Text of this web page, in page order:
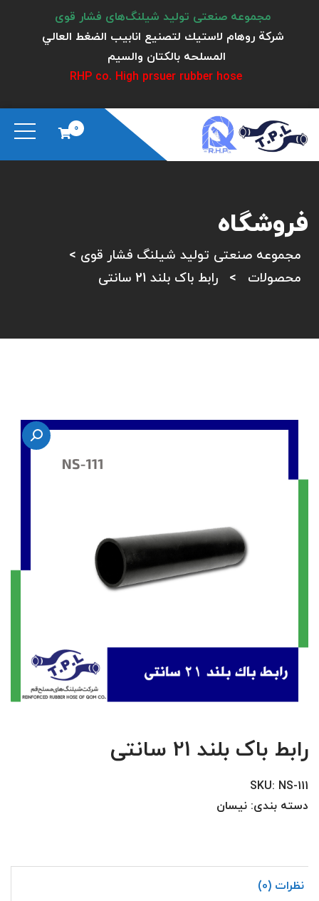
مجموعه صنعتی تولید شیلنگ‌های فشار قوی
شركة روهام لاستيك لتصنيع انابيب الضغط العالي
المسلحه بالكتان والسيم
RHP co. High prsuer rubber hose
0
فروشگاه
مجموعه صنعتی تولید شیلنگ فشار قوی >
محصولات
> رابط باک بلند 21 سانتی
رابط باک بلند 21 سانتی
SKU: NS-111
دسته بندی: نیسان
نظرات (0)